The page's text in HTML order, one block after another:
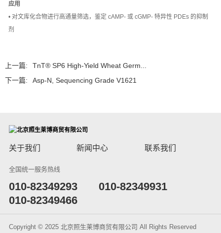
应用
• 对文库化合物进行高通量筛选，鉴定 cAMP- 或 cGMP- 特异性 PDEs 的抑制
剂
上一篇:
TnT® SP6 High-Yield Wheat Germ...
下一篇:
Asp-N, Sequencing Grade V1621
关于我们 新闻中心 联系我们
全国统一服务热线
​010-82349293
010-82349931
010-82349466
Copyright © 2025 北京照生莱博商贸有限公司 All Rights Reserved